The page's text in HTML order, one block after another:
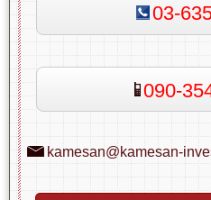
03-
090-
kamesan@kamesan-